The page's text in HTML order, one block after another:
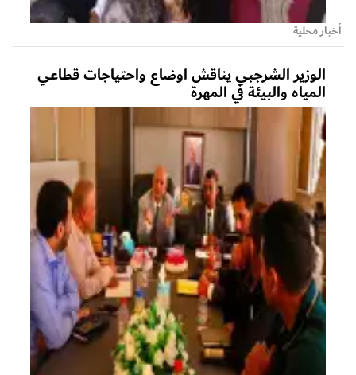
أخبار محلية
الوزير الشرجبي يناقش اوضاع واحتياجات قطاعي
المياه والبيئة في المهرة